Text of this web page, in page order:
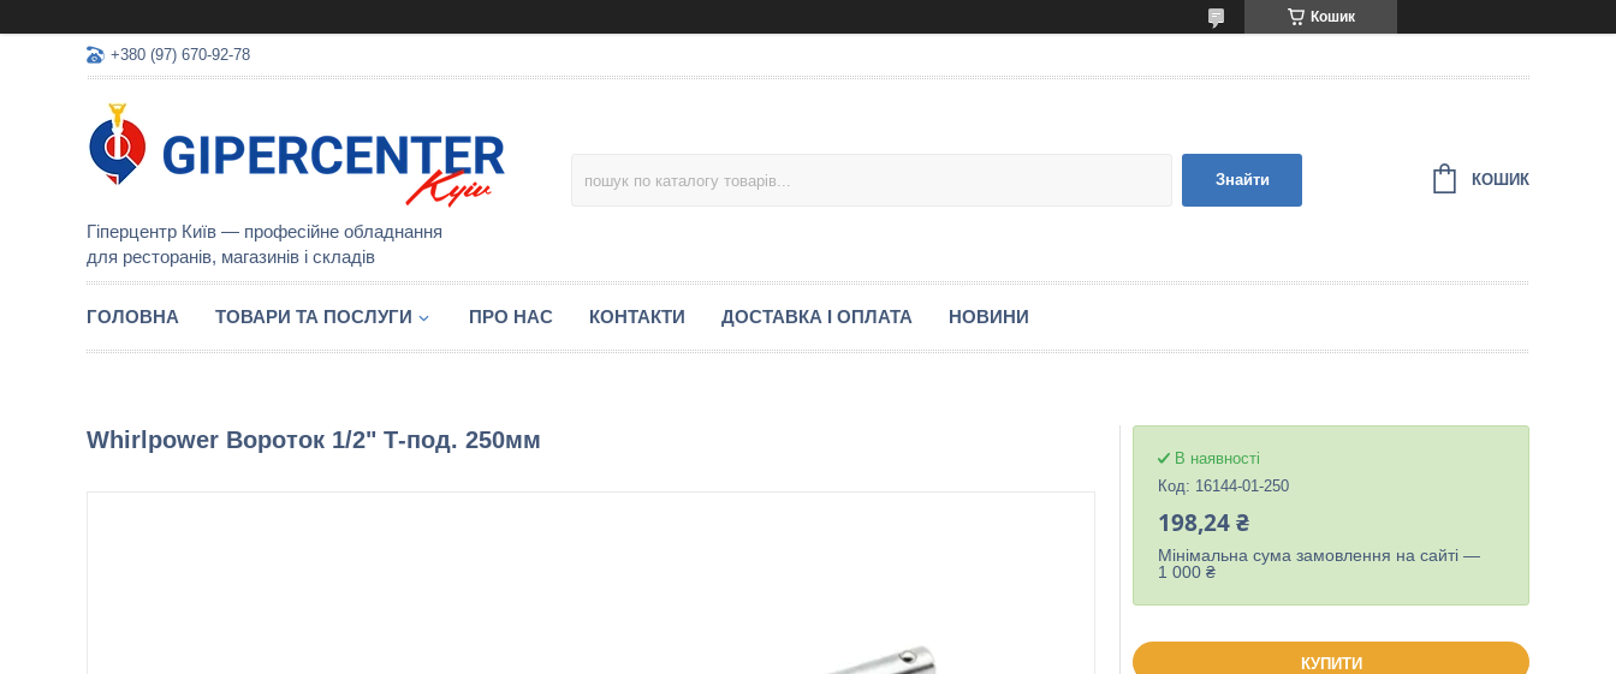
Кошик
+380 (97) 670-92-78
Гіперцентр Київ — професійне обладнання
для ресторанів, магазинів і складів
Знайти КОШИК
ГОЛОВНА ТОВАРИ ТА ПОСЛУГИ ПРО НАС КОНТАКТИ ДОСТАВКА І ОПЛАТА НОВИНИ
Whirlpower Вороток 1/2" Т-под. 250мм
В наявності
Код: 16144-01-250
198,24 ₴
Мінімальна сума замовлення на сайті —
1 000 ₴
КУПИТИ